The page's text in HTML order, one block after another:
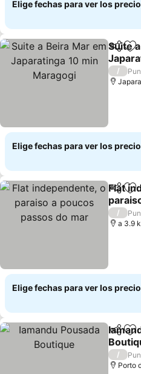
Elige fechas para ver los
Suite
/
Elige fechas para ver los
Flat
do
/
a 3.9
Elige fechas para ver los
/
Porto